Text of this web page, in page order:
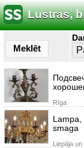
Lustras,
Meklēt
Rīga
Lampa,
smaga
Liepāja un